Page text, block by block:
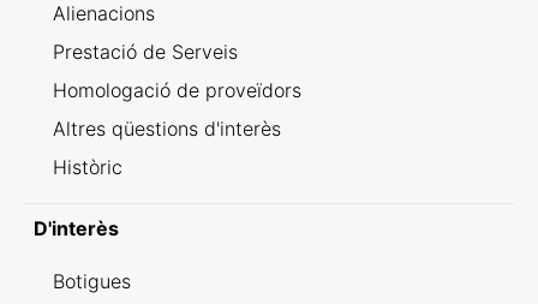
Alienacions
Prestació de Serveis
Homologació de proveïdors
Altres qüestions d'interès
Històric
D'interès
Botigues